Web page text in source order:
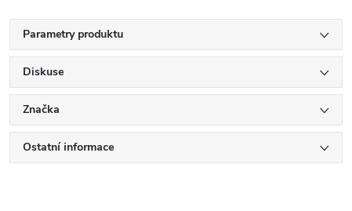
Parametry produktu
Diskuse
Značka
Ostatní informace